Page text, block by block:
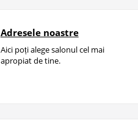
Adresele noastre
Aici poți alege salonul cel mai
apropiat de tine.